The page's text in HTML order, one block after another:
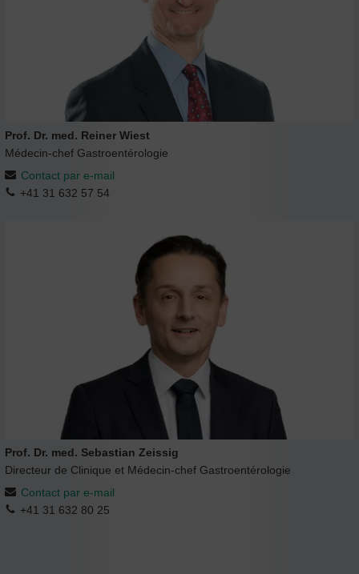
Prof. Dr. med. Reiner Wiest
Médecin-chef Gastroentérologie
Contact par e-mail
+41 31 632 57 54
Prof. Dr. med. Sebastian Zeissig
Directeur de Clinique et Médecin-chef Gastroentérologie
Contact par e-mail
+41 31 632 80 25